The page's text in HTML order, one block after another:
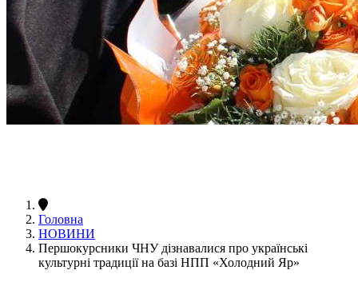
Головна
НОВИНИ
Першокурсники ЧНУ дізнавалися про українські
культурні традиції на базі НПП «Холодний Яр»